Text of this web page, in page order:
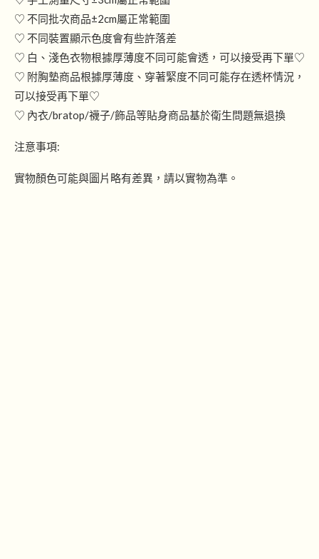
♡ 不同批次商品±2cm屬正常範圍
♡ 不同裝置顯示色度會有些許落差
♡ 白、淺色衣物根據厚薄度不同可能會透，可以接受再下單♡
♡ 附胸墊商品根據厚薄度、穿著緊度不同可能存在透杯情況，
可以接受再下單♡
♡ 內衣/bratop/襪子/飾品等貼身商品基於衛生問題無退換
注意事項:
實物顏色可能與圖片略有差異，請以實物為準。